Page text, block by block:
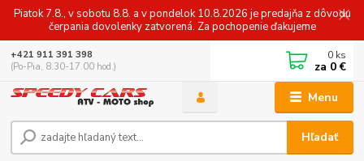
Piatok 7.8., v sobotu 8.8. a v pondelok 10.8.2026 je predajňa z dôvodu
čerpania dovolenky zatvorená. Za pochopenie ďakujeme
Menu
Hľadať
+421 911 391 398
(Po-Pia, 8.30-17.00 hod.)
0 ks
za 0 €